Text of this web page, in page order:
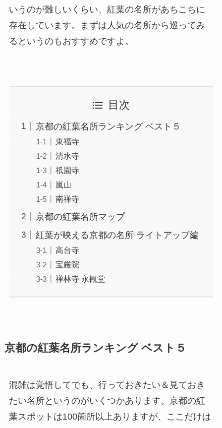
いうのが難しいくらい、紅葉の名所があちこちに
存在しています。まずは人気の名所から巡ってみ
るというのもおすすめですよ。
目次
京都の紅葉名所ランキング ベスト５
東福寺
清水寺
祇園寺
嵐山
南禅寺
京都の紅葉名所マップ
紅葉が映える京都の名所 ライトアップ編
高台寺
宝厳院
禅林寺 永観堂
京都の紅葉名所ランキング ベスト５
混雑は覚悟してでも、行っておきたい＆見ておき
たい名所というのがいくつかあります。 京都の紅
葉スポットは100箇所以上ありますが、ここだけは